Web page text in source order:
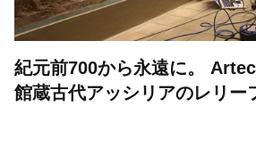
紀元前700から永遠に。
館蔵古代アッシリアのレリー